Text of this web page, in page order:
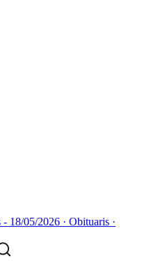
18/05/2026 · Obituaris ·